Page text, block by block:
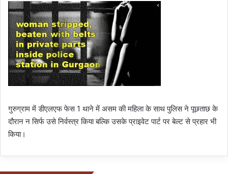
गुरुग्राम में डीएलएफ फेस 1 थाने में असम की महिला के साथ पुलिस ने पूछताछ के
दौरान न सिर्फ उसे निर्वस्त्र किया बल्कि उसके प्राइवेट पार्ट पर बेल्ट से प्रहार भी
किया।